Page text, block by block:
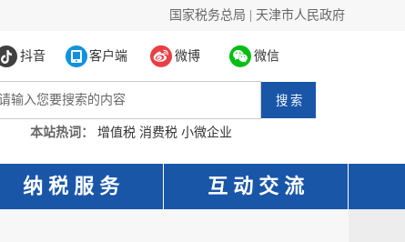
国家税务总局 天津市人民政府
抖音 客户端 微博 微信
本站热词： 增值税 消费税 小微企业
纳 税 服 务 互 动 交 流